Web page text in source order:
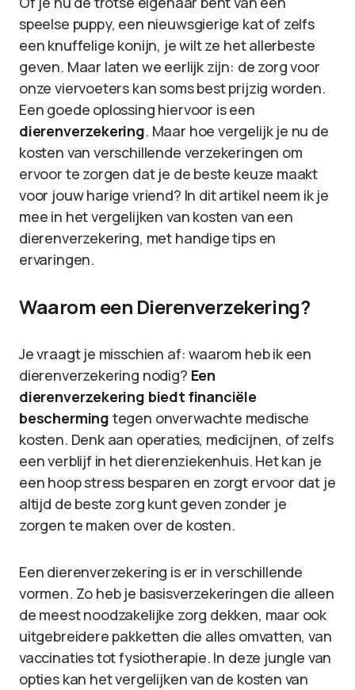
speelse puppy, een nieuwsgierige kat of zelfs
een knuffelige konijn, je wilt ze het allerbeste
geven. Maar laten we eerlijk zijn: de zorg voor
onze viervoeters kan soms best prijzig worden.
Een goede oplossing hiervoor is een
dierenverzekering. Maar hoe vergelijk je nu de
kosten van verschillende verzekeringen om
ervoor te zorgen dat je de beste keuze maakt
voor jouw harige vriend? In dit artikel neem ik je
mee in het vergelijken van kosten van een
dierenverzekering, met handige tips en
ervaringen.
Waarom een Dierenverzekering?
Je vraagt je misschien af: waarom heb ik een
dierenverzekering nodig? Een
dierenverzekering biedt financiële
bescherming tegen onverwachte medische
kosten. Denk aan operaties, medicijnen, of zelfs
een verblijf in het dierenziekenhuis. Het kan je
een hoop stress besparen en zorgt ervoor dat je
altijd de beste zorg kunt geven zonder je
zorgen te maken over de kosten.
Een dierenverzekering is er in verschillende
vormen. Zo heb je basisverzekeringen die alleen
de meest noodzakelijke zorg dekken, maar ook
uitgebreidere pakketten die alles omvatten, van
vaccinaties tot fysiotherapie. In deze jungle van
opties kan het vergelijken van de kosten van